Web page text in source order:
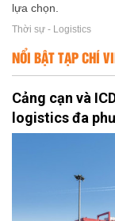
lựa chọn.
Thời sự - Logistics
NỔI BẬT TẠP CHÍ
Cảng cạn và
logistics đa